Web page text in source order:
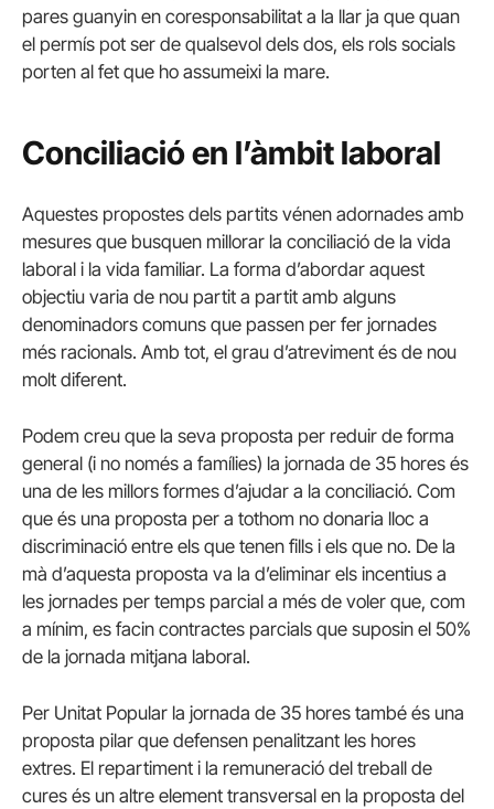
pares guanyin en coresponsabilitat a la llar ja que quan
el permís pot ser de qualsevol dels dos, els rols socials
porten al fet que ho assumeixi la mare.
Conciliació en l’àmbit laboral
Aquestes propostes dels partits vénen adornades amb
mesures que busquen millorar la conciliació de la vida
laboral i la vida familiar. La forma d’abordar aquest
objectiu varia de nou partit a partit amb alguns
denominadors comuns que passen per fer jornades
més racionals. Amb tot, el grau d’atreviment és de nou
molt diferent.
Podem creu que la seva proposta per reduir de forma
general (i no només a famílies) la jornada de 35 hores és
una de les millors formes d’ajudar a la conciliació. Com
que és una proposta per a tothom no donaria lloc a
discriminació entre els que tenen fills i els que no. De la
mà d’aquesta proposta va la d’eliminar els incentius a
les jornades per temps parcial a més de voler que, com
a mínim, es facin contractes parcials que suposin el 50%
de la jornada mitjana laboral.
Per Unitat Popular la jornada de 35 hores també és una
proposta pilar que defensen penalitzant les hores
extres. El repartiment i la remuneració del treball de
cures és un altre element transversal en la proposta del